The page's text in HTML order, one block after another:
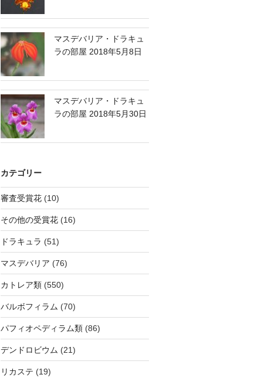
マスデバリア・ドラキュ
ラの部屋 2018年5月8日
マスデバリア・ドラキュ
ラの部屋 2018年5月30日
カテゴリー
審査受賞花(10)
その他の受賞花(16)
ドラキュラ (51)
マスデバリア (76)
カトレア類(550)
バルボフィラム (70)
パフィオペディラム類(86)
デンドロビウム (21)
リカステ (19)